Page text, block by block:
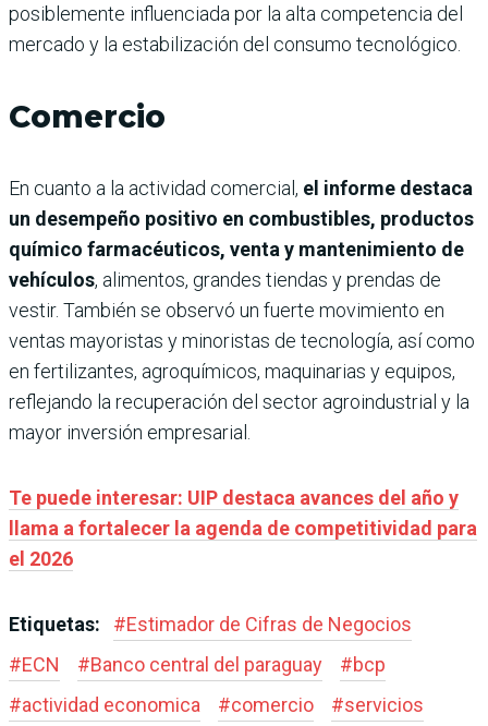
posiblemente influenciada por la alta competencia del
mercado y la estabilización del consumo tecnológico.
Comercio
En cuanto a la actividad comercial, el informe destaca
un desempeño positivo en combustibles, productos
químico farmacéuticos, venta y mantenimiento de
vehículos, alimentos, grandes tiendas y prendas de
vestir. También se observó un fuerte movimiento en
ventas mayoristas y minoristas de tecnología, así como
en fertilizantes, agroquímicos, maquinarias y equipos,
reflejando la recuperación del sector agroindustrial y la
mayor inversión empresarial.
Te puede interesar: UIP destaca avances del año y
llama a fortalecer la agenda de competitividad para
el 2026
Etiquetas: #Estimador de Cifras de Negocios
#ECN #Banco central del paraguay #bcp
#actividad economica #comercio #servicios